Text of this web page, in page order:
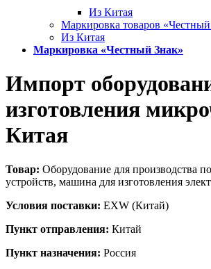
Из Китая
Маркировка товаров
Из Китая
Маркировка «Честный Знак»
Импорт
изготовления
Китая
Товар: Оборудование для производства
устройств, машина для изготовления
Условия поставки: EXW (Китай)
Пункт отправления: Китай
Пункт назначения: Россия